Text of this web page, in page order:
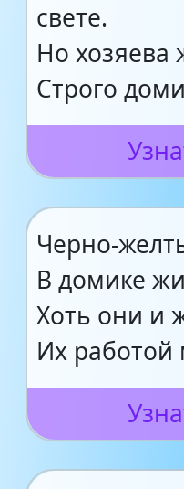
свете.
Но хозяева
Строго
Черно-
В домике
Хоть они и
Их